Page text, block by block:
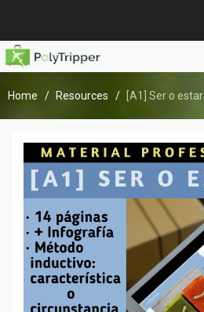
Home Resources [A1] Ser o estar